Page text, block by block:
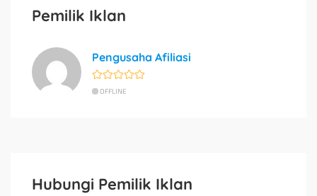
Pemilik Iklan
Pengusaha Afiliasi
OFFLINE
Hubungi Pemilik Iklan